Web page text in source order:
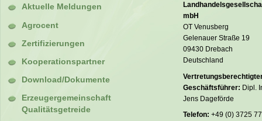
Aktuelle Meldungen
Agrocent
Zertifizierungen
Kooperationspartner
Download/Dokumente
Erzeugergemeinschaft
Qualitätsgetreide
mbH
OT Venusberg
Gelenauer Straße 19
09430 Drebach
Deutschland
Geschäftsführer: Dipl.
Jens Dageförde
Telefon: +49 (0) 3725